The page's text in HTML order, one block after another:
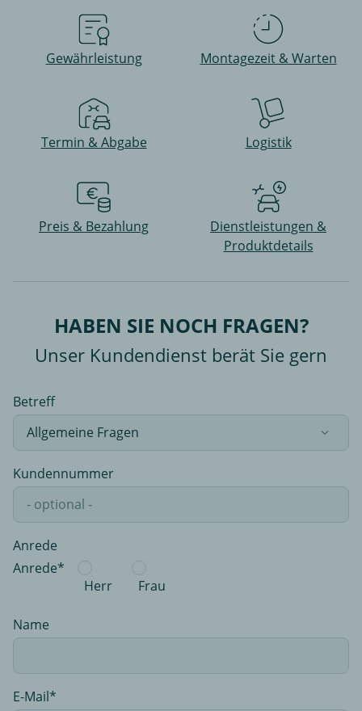
Gewährleistung Montagezeit & Warten
Termin & Abgabe Logistik
Preis & Bezahlung
Dienstleistungen &
Produktdetails
HABEN SIE NOCH FRAGEN?
Unser Kundendienst berät Sie gern
Betreff
Kundennummer
Anrede
Anrede*
Herr
Frau
Name
E-Mail